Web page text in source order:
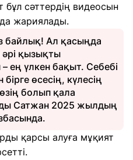
сәттердің видеосын
жариялады.
байлық! Ал қасыңда
қызықты
ең үлкен бақыт. Себебі
өсесің, күлесің
болып қала
Сатжан 2025 жылдың
қарсы алуға мұқият